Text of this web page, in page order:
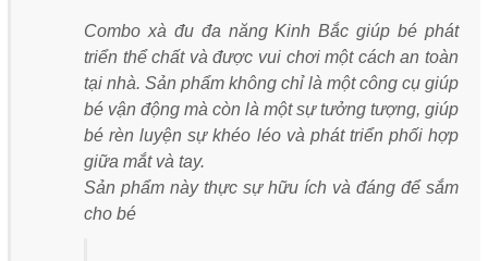
Combo xà đu đa năng Kinh Bắc giúp bé phát
triển thể chất và được vui chơi một cách an toàn
tại nhà. Sản phẩm không chỉ là một công cụ giúp
bé vận động mà còn là một sự tưởng tượng, giúp
bé rèn luyện sự khéo léo và phát triển phối hợp
giữa mắt và tay.
Sản phẩm này thực sự hữu ích và đáng để sắm
cho bé